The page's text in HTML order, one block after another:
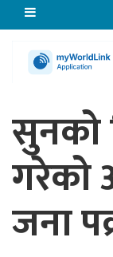
सुनको
गरेको
जना